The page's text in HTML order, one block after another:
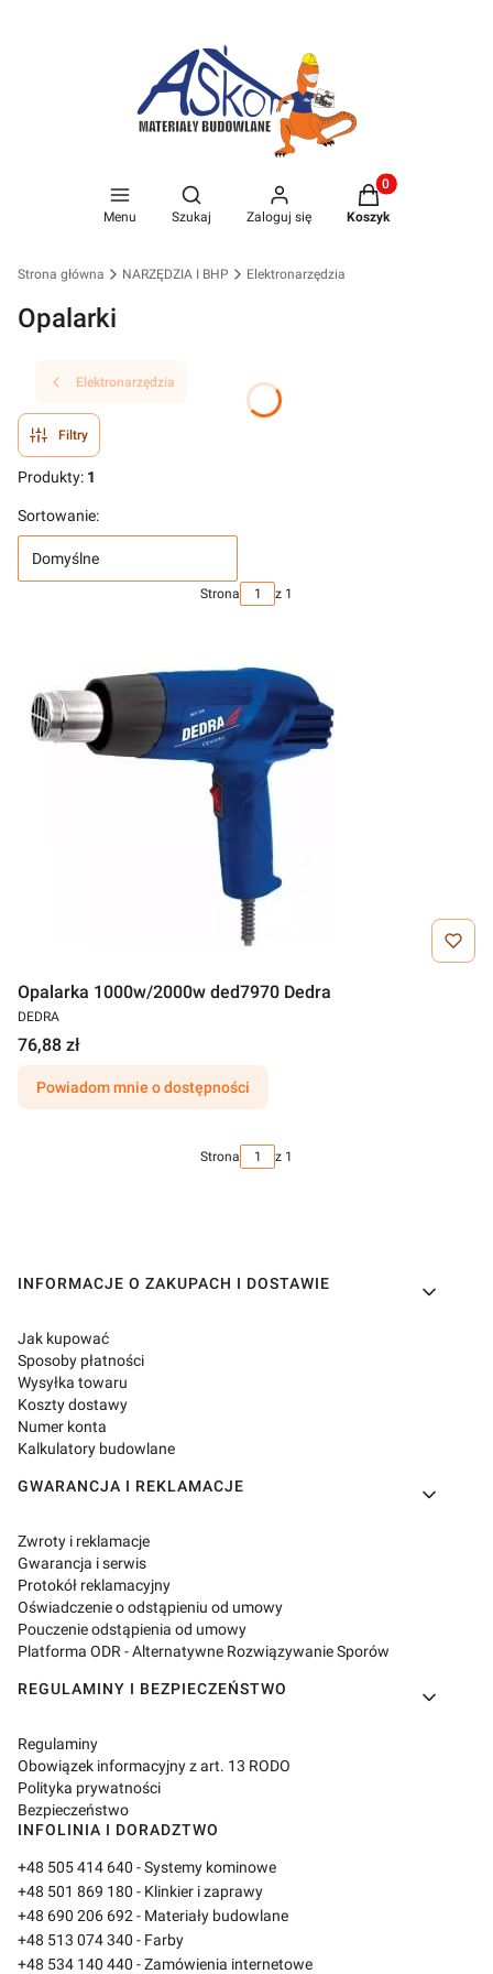
Menu
Otwórz wyszukiwarkę
Szukaj Zaloguj się
Produkty w
Koszyk
Strona główna NARZĘDZIA I BHP Elektronarzędzia
Opalarki
Elektronarzędzia
Filtry
Produkty: 1
Sortowanie:
Domyślne
Strona z 1
Opalarka 1000w/2000w ded7970 Dedra
DEDRA
76,88 zł
Powiadom mnie o dostępności
Strona z 1
Linki w stopce
INFORMACJE O ZAKUPACH I DOSTAWIE
Jak kupować
Sposoby płatności
Wysyłka towaru
Koszty dostawy
Numer konta
Kalkulatory budowlane
GWARANCJA I REKLAMACJE
Zwroty i reklamacje
Gwarancja i serwis
Protokół reklamacyjny
Oświadczenie o odstąpieniu od umowy
Pouczenie odstąpienia od umowy
Platforma ODR - Alternatywne Rozwiązywanie Sporów
REGULAMINY I BEZPIECZEŃSTWO
Regulaminy
Obowiązek informacyjny z art. 13 RODO
Polityka prywatności
Bezpieczeństwo
INFOLINIA I DORADZTWO
+48 505 414 640 - Systemy kominowe
+48 501 869 180 - Klinkier i zaprawy
+48 690 206 692 - Materiały budowlane
+48 513 074 340 - Farby
+48 534 140 440 - Zamówienia internetowe